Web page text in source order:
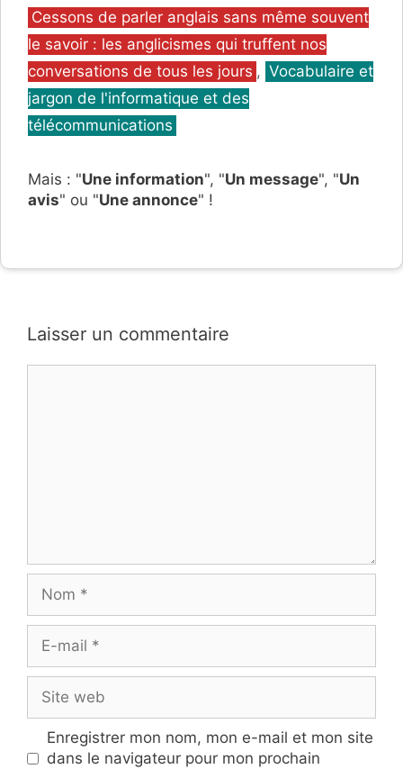
Catégories
Cessons de parler anglais sans même souvent
le savoir : les anglicismes qui truffent nos
conversations de tous les jours , Vocabulaire et
jargon de l'informatique et des
télécommunications
Mais : "Une information", "Un message", "Un
avis" ou "Une annonce" !
Laisser un commentaire
mail
web
Enregistrer mon nom, mon e-mail et mon site
dans le navigateur pour mon prochain